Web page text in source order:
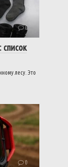
0
лесу. Это
0